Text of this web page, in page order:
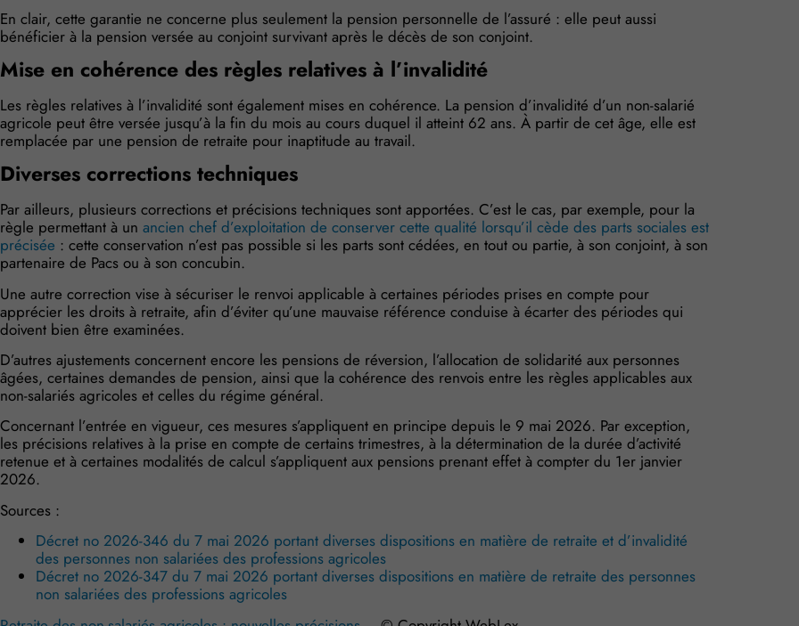
En clair, cette garantie ne concerne plus seulement la pension personnelle de l’assuré : elle peut aussi
bénéficier à la pension versée au conjoint survivant après le décès de son conjoint.
Mise en cohérence des règles relatives à l’invalidité
Les règles relatives à l’invalidité sont également mises en cohérence. La pension d’invalidité d’un non-salarié
agricole peut être versée jusqu’à la fin du mois au cours duquel il atteint 62 ans. À partir de cet âge, elle est
remplacée par une pension de retraite pour inaptitude au travail.
Diverses corrections techniques
Par ailleurs, plusieurs corrections et précisions techniques sont apportées. C’est le cas, par exemple, pour la
règle permettant à un ancien chef d’exploitation de conserver cette qualité lorsqu’il cède des parts sociales est
précisée : cette conservation n’est pas possible si les parts sont cédées, en tout ou partie, à son conjoint, à son
partenaire de Pacs ou à son concubin.
Une autre correction vise à sécuriser le renvoi applicable à certaines périodes prises en compte pour
apprécier les droits à retraite, afin d’éviter qu’une mauvaise référence conduise à écarter des périodes qui
doivent bien être examinées.
D’autres ajustements concernent encore les pensions de réversion, l’allocation de solidarité aux personnes
âgées, certaines demandes de pension, ainsi que la cohérence des renvois entre les règles applicables aux
non-salariés agricoles et celles du régime général.
Concernant l’entrée en vigueur, ces mesures s’appliquent en principe depuis le 9 mai 2026. Par exception,
les précisions relatives à la prise en compte de certains trimestres, à la détermination de la durée d’activité
retenue et à certaines modalités de calcul s’appliquent aux pensions prenant effet à compter du 1er janvier
2026.
Sources :
Décret no 2026-346 du 7 mai 2026 portant diverses dispositions en matière de retraite et d’invalidité
des personnes non salariées des professions agricoles
Décret no 2026-347 du 7 mai 2026 portant diverses dispositions en matière de retraite des personnes
non salariées des professions agricoles